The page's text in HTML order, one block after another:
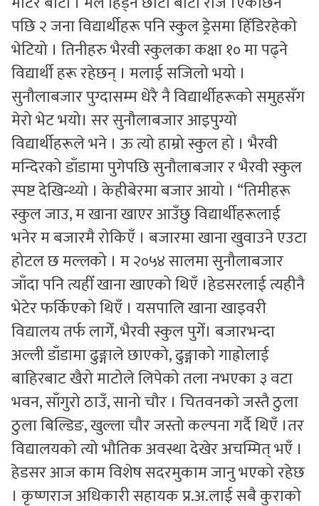
पछि २ जना विद्यार्थीहरू पनि स्कुल ड्रेसमा हिँडिरहेको
भेटियो । तिनीहरु भैरवी स्कुलका कक्षा १० मा पढ्ने
विद्यार्थी हरू रहेछन् । मलाई सजिलो भयो ।
सुनौलाबजार पुग्दासम्म धेरै नै विद्यार्थीहरूको समुहसँग
मेरो भेट भयो। सर सुनौलाबजार आइपुग्यो
विद्यार्थीहरूले भने । ऊ त्यो हाम्रो स्कुल हो । भैरवी
मन्दिरको डाँडामा पुगेपछि सुनौलाबजार र भैरवी स्कुल
स्पष्ट देखिन्थ्यो । केहीबेरमा बजार आयो । “तिमीहरू
स्कुल जाउ, म खाना खाएर आउँछु विद्यार्थीहरूलाई
भनेर म बजारमै रोकिएँ । बजारमा खाना खुवाउने एउटा
होटल छ मल्लको । म २०५४ सालमा सुनौलाबजार
जाँदा पनि त्यहीँ खाना खाएको थिएँ ।हेडसरलाई त्यहीनै
भेटेर फर्किएको थिएँ । यसपालि खाना खाइवरी
विद्यालय तर्फ लागेँ, भैरवी स्कुल पुगेँ। बजारभन्दा
अल्ली डाँडामा ढुङ्गाले छाएको, ढुङ्गाको गाह्रोलाई
बाहिरबाट खैरो माटोले लिपेको तला नभएका ३ वटा
भवन, साँगुरो ठाउँ, सानो चौर । चितवनको जस्तै ठुला
ठुला बिल्डिङ, खुल्ला चौर जस्तो कल्पना गर्दै थिएँ ।तर
विद्यालयको त्यो भौतिक अवस्था देखेर अचम्मित् भएँ ।
हेडसर आज काम विशेष सदरमुकाम जानु भएको रहेछ
। कृष्णराज अधिकारी सहायक प्र.अ.लाई सबै कुराको